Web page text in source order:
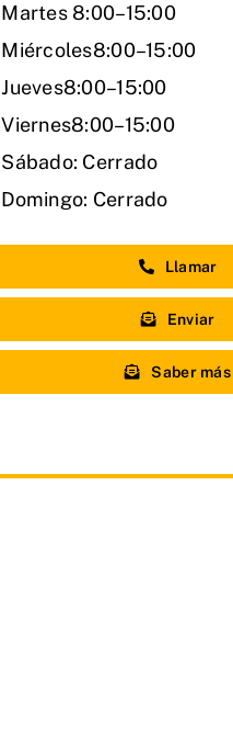
Martes 8:00–15:00
Miércoles8:00–15:00
Jueves8:00–15:00
Viernes8:00–15:00
Sábado: Cerrado
Domingo: Cerrado
Llamar
Enviar
Saber más